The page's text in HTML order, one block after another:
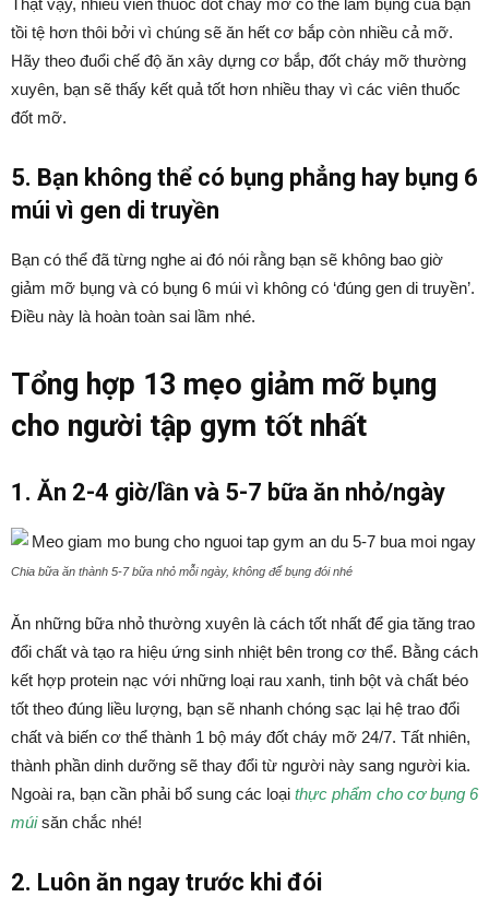
Thật vậy, nhiều viên thuốc đốt cháy mỡ có thể làm bụng của bạn
tồi tệ hơn thôi bởi vì chúng sẽ ăn hết cơ bắp còn nhiều cả mỡ.
Hãy theo đuổi chế độ ăn xây dựng cơ bắp, đốt cháy mỡ thường
xuyên, bạn sẽ thấy kết quả tốt hơn nhiều thay vì các viên thuốc
đốt mỡ.
5. Bạn không thể có bụng phẳng hay bụng 6
múi vì gen di truyền
Bạn có thể đã từng nghe ai đó nói rằng bạn sẽ không bao giờ
giảm mỡ bụng và có bụng 6 múi vì không có ‘đúng gen di truyền’.
Điều này là hoàn toàn sai lầm nhé.
Tổng hợp 13 mẹo giảm mỡ bụng
cho người tập gym tốt nhất
1. Ăn 2-4 giờ/lần và 5-7 bữa ăn nhỏ/ngày
Chia bữa ăn thành 5-7 bữa nhỏ mỗi ngày, không để bụng đói nhé
Ăn những bữa nhỏ thường xuyên là cách tốt nhất để gia tăng trao
đổi chất và tạo ra hiệu ứng sinh nhiệt bên trong cơ thể. Bằng cách
kết hợp protein nạc với những loại rau xanh, tinh bột và chất béo
tốt theo đúng liều lượng, bạn sẽ nhanh chóng sạc lại hệ trao đổi
chất và biến cơ thể thành 1 bộ máy đốt cháy mỡ 24/7. Tất nhiên,
thành phần dinh dưỡng sẽ thay đổi từ người này sang người kia.
Ngoài ra, bạn cần phải bổ sung các loại thực phẩm cho cơ bụng 6
múisăn chắc nhé!
2. Luôn ăn ngay trước khi đói